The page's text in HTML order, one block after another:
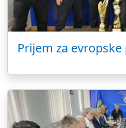
Prijem za